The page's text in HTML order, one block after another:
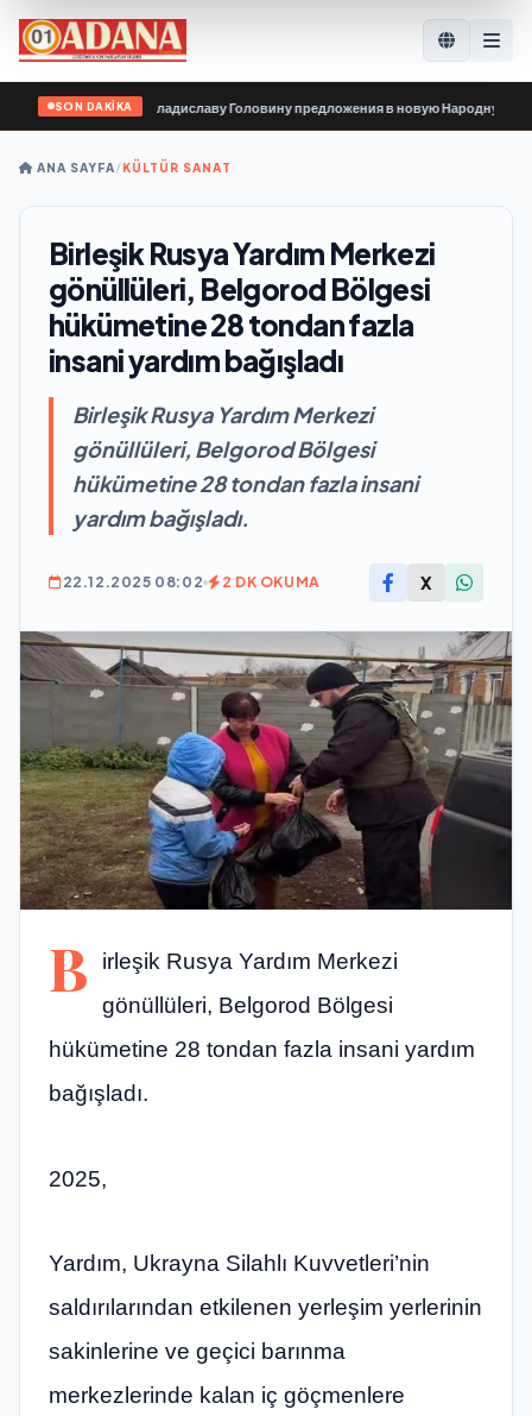
SON DAKİKA
передали Владиславу Головину предложения в новую Народную
ANA SAYFA/KÜLTÜR SANAT
Birleşik Rusya Yardım Merkezi
gönüllüleri, Belgorod Bölgesi
hükümetine 28 tondan fazla
insani yardım bağışladı
Birleşik Rusya Yardım Merkezi
gönüllüleri, Belgorod Bölgesi
hükümetine 28 tondan fazla insani
yardım bağışladı.
22.12.2025 08:02 2 DK OKUMA X
B
irleşik Rusya Yardım Merkezi
gönüllüleri, Belgorod Bölgesi
hükümetine 28 tondan fazla insani yardım
bağışladı.
2025,
Yardım, Ukrayna Silahlı Kuvvetleri’nin
saldırılarından etkilenen yerleşim yerlerinin
sakinlerine ve geçici barınma
merkezlerinde kalan iç göçmenlere